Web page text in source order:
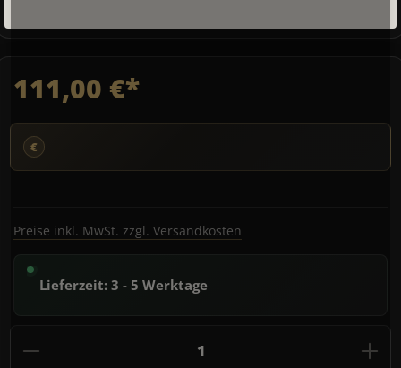
111,00 €*
Preise inkl. MwSt. zzgl. Versandkosten
Lieferzeit: 3 - 5 Werktage
Produkt Anzahl: Gib den gewünschten